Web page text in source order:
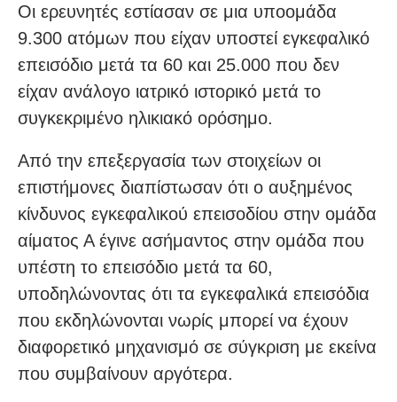
Οι ερευνητές εστίασαν σε μια υποομάδα
9.300 ατόμων που είχαν υποστεί εγκεφαλικό
επεισόδιο μετά τα 60 και 25.000 που δεν
είχαν ανάλογο ιατρικό ιστορικό μετά το
συγκεκριμένο ηλικιακό ορόσημο.
Από την επεξεργασία των στοιχείων οι
επιστήμονες διαπίστωσαν ότι ο αυξημένος
κίνδυνος εγκεφαλικού επεισοδίου στην ομάδα
αίματος Α έγινε ασήμαντος στην ομάδα που
υπέστη το επεισόδιο μετά τα 60,
υποδηλώνοντας ότι τα εγκεφαλικά επεισόδια
που εκδηλώνονται νωρίς μπορεί να έχουν
διαφορετικό μηχανισμό σε σύγκριση με εκείνα
που συμβαίνουν αργότερα.